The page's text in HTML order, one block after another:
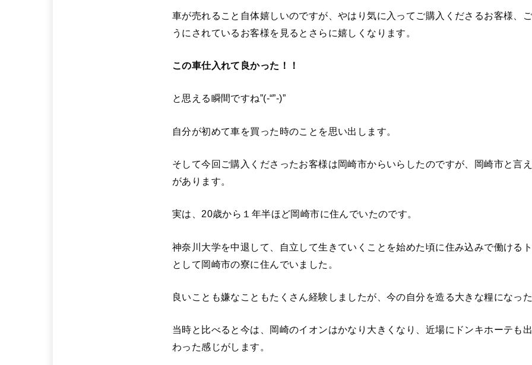
車が売れること自体嬉しいのですが、やはり気に入ってご購入くださるお客様、
うにされているお客様を見るとさらに嬉しくなります。
この車仕入れて良かった！！
と思える瞬間ですね”(-“”-)”
自分が初めて車を買った時のことを思い出します。
そして今回ご購入くださったお客様は岡崎市からいらしたのですが、岡崎市と言
があります。
実は、20歳から１年半ほど岡崎市に住んでいたのです。
神奈川大学を中退して、自立して生きていくことを始めた頃に住み込みで働ける
として岡崎市の寮に住んでいました。
良いことも嫌なこともたくさん経験しましたが、今の自分を造る大きな糧になっ
当時と比べると今は、岡崎のイオンはかなり大きくなり、近場にドンキホーテも
わった感じがします。